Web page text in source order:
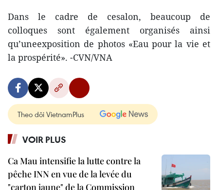
Dans le cadre de cesalon, beaucoup de
colloques sont également organisés ainsi
qu’uneexposition de photos «Eau pour la vie et
la prospérité». -CVN/VNA
Theo dõi VietnamPlus
VOIR PLUS
Ca Mau intensifie la lutte contre la
pêche INN en vue de la levée du
"carton jaune" de la Commission